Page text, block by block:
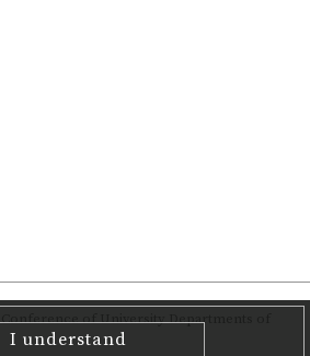
I understand
of University Departments of